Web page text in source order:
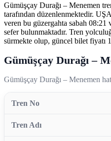
Gümüşçay Durağı – Menemen
tarafından düzenlenmektedir.
veren bu güzergahta sabah
sefer bulunmaktadır. Tren
sürmekte olup, güncel bilet fiyatı
Gümüşçay Durağı –
Gümüşçay Durağı – Menemen